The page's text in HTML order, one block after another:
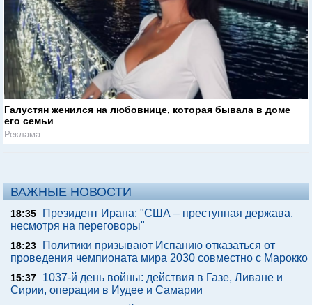
Галустян женился на любовнице, которая бывала в доме
его семьи
Реклама
ВАЖНЫЕ НОВОСТИ
18:35
Президент Ирана: "США – преступная держава,
несмотря на переговоры"
18:23
Политики призывают Испанию отказаться от
проведения чемпионата мира 2030 совместно с Марокко
15:37
1037-й день войны: действия в Газе, Ливане и
Сирии, операции в Иудее и Самарии